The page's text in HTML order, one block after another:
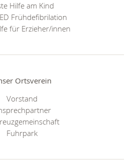
Hilfe am Kind
Frühdefibrilation
für Erzieher/innen
Ortsverein
Vorstand
Fuhrpark